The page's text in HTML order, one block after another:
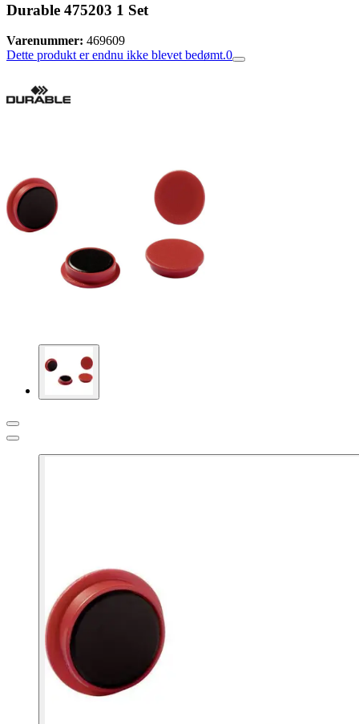
Durable 475203 1 Set
Varenummer: 469609
Dette produkt er endnu ikke blevet bedømt.0